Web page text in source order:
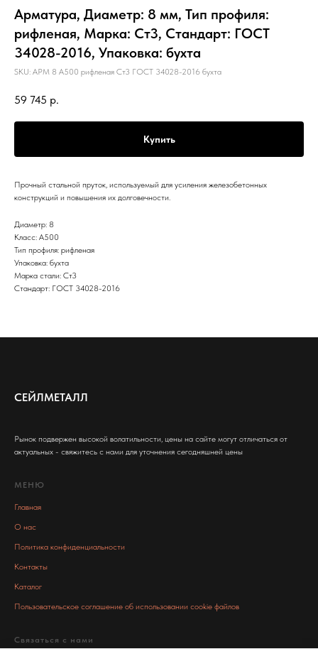
Арматура, Диаметр: 8 мм, Тип профиля:
рифленая, Марка: Ст3, Стандарт: ГОСТ
34028-2016, Упаковка: бухта
SKU: АРМ 8 А500 рифленая Ст3 ГОСТ 34028-2016 бухта
59 745 р.
Купить
Прочный стальной пруток, используемый для усиления железобетонных
конструкций и повышения их долговечности.
Диаметр: 8
Класс: А500
Тип профиля: рифленая
Упаковка: бухта
Марка стали: Ст3
Стандарт: ГОСТ 34028-2016
СЕЙЛМЕТАЛЛ
Рынок подвержен высокой волатильности, цены на сайте могут отличаться от
актуальных - свяжитесь с нами для уточнения сегодняшней цены
МЕНЮ
Главная
О нас
Политика конфиденциальности
Контакты
Каталог
Пользовательское соглашение об использовании cookie файлов
Связаться с нами